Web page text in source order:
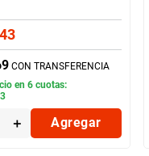
43
CON TRANSFERENCIA
en6 cuotas:
＋ Agregar